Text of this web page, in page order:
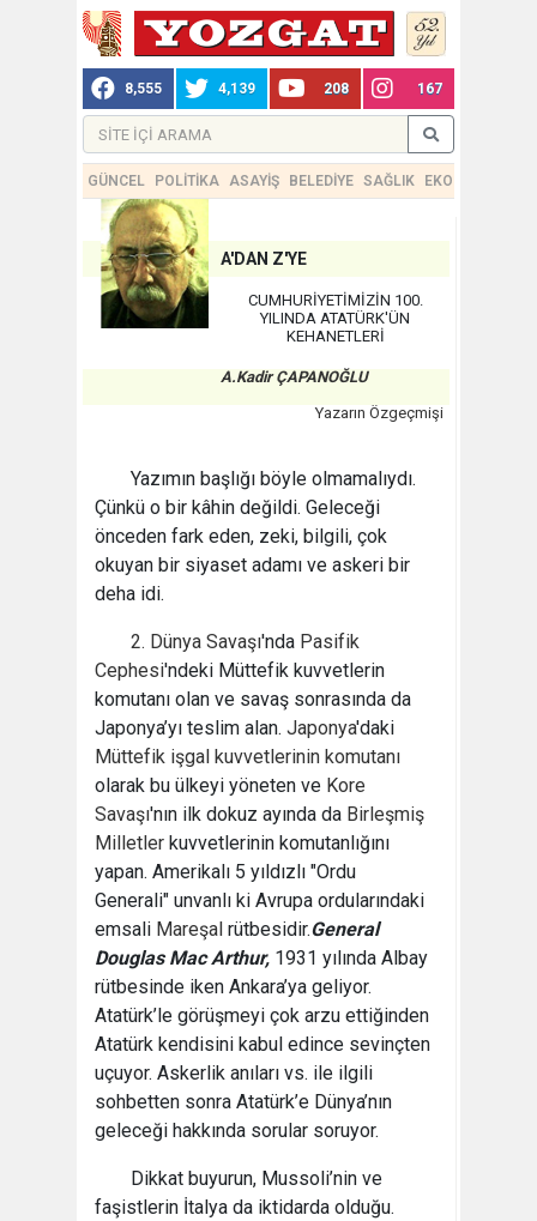
8,555 4,139 208 167
GÜNCEL POLİTİKA ASAYİŞ BELEDİYE SAĞLIK EKONOMİ
A'DAN Z'YE
CUMHURİYETİMİZİN 100.
YILINDA ATATÜRK'ÜN
KEHANETLERİ
A.Kadir ÇAPANOĞLU
Yazarın Özgeçmişi
Yazımın başlığı böyle olmamalıydı.
Çünkü o bir kâhin değildi. Geleceği
önceden fark eden, zeki, bilgili, çok
okuyan bir siyaset adamı ve askeri bir
deha idi.
2. Dünya Savaşı'nda Pasifik
Cephesi'ndeki Müttefik kuvvetlerin
komutanı olan ve savaş sonrasında da
Japonya’yı teslim alan. Japonya'daki
Müttefik işgal kuvvetlerinin komutanı
olarak bu ülkeyi yöneten ve Kore
Savaşı'nın ilk dokuz ayında da Birleşmiş
Milletler kuvvetlerinin komutanlığını
yapan. Amerikalı 5 yıldızlı "Ordu
Generali" unvanlı ki Avrupa ordularındaki
emsali Mareşal rütbesidir.General
Douglas Mac Arthur, 1931 yılında Albay
rütbesinde iken Ankara’ya geliyor.
Atatürk’le görüşmeyi çok arzu ettiğinden
Atatürk kendisini kabul edince sevinçten
uçuyor. Askerlik anıları vs. ile ilgili
sohbetten sonra Atatürk’e Dünya’nın
geleceği hakkında sorular soruyor.
Dikkat buyurun, Mussoli’nin ve
faşistlerin İtalya da iktidarda olduğu.